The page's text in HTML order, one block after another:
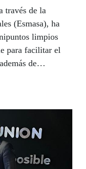
través de la
(Esmasa), ha
limpios
para facilitar el
de